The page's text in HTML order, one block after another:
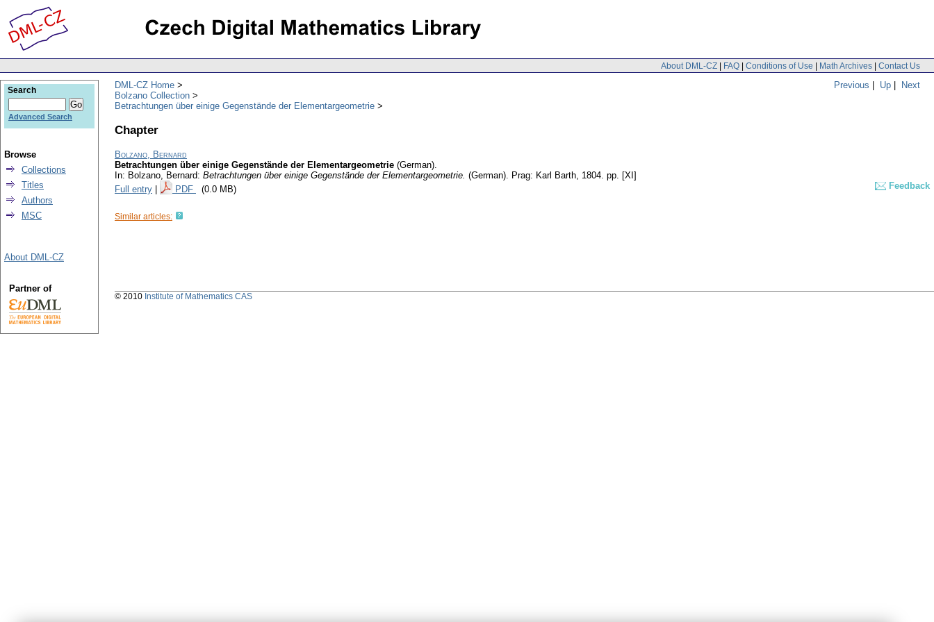
About DML-CZ | FAQ | Conditions of Use | Math Archives | Contact Us
Previous | Up | Next
DML-CZ Home
Bolzano Collection
Betrachtungen über einige Gegenstände der Elementargeometrie
Chapter
Bolzano, Bernard
Betrachtungen über einige Gegenstände der Elementargeometrie (German).
In: Bolzano, Bernard: Betrachtungen über einige Gegenstände der Elementargeometrie. (German). Prag: Karl Barth, 1804. pp. [XI]
Full entry
PDF (0.0 MB) Feedback
Similar articles:
Search
Advanced Search
Browse
Collections
Titles
Authors
MSC
About DML-CZ
Partner of
© 2010 Institute of Mathematics CAS